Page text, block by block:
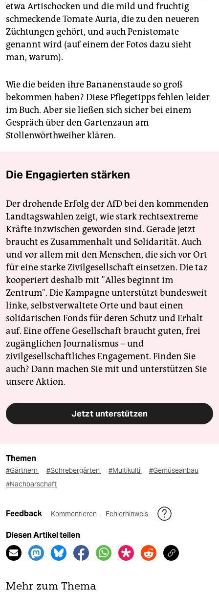
etwa Artischocken und die mild und fruchtig
schmeckende Tomate Auria, die zu den neueren
Züchtungen gehört, und auch Penistomate
genannt wird (auf einem der Fotos dazu sieht
man, warum).
Wie die beiden ihre Bananenstaude so groß
bekommen haben? Diese Pflegetipps fehlen leider
im Buch. Aber sie ließen sich sicher bei einem
Gespräch über den Gartenzaun am
Stollenwörthweiher klären.
Die Engagierten stärken
Der drohende Erfolg der AfD bei den kommenden
Landtagswahlen zeigt, wie stark rechtsextreme
Kräfte inzwischen geworden sind. Gerade jetzt
braucht es Zusammenhalt und Solidarität. Auch
und vor allem mit den Menschen, die sich vor Ort
für eine starke Zivilgesellschaft einsetzen. Die taz
kooperiert deshalb mit "Alles beginnt im
Zentrum". Die Kampagne unterstützt bundesweit
linke, selbstverwaltete Orte und baut einen
solidarischen Fonds für deren Schutz und Erhalt
auf. Eine offene Gesellschaft braucht guten, frei
zugänglichen Journalismus – und
zivilgesellschaftliches Engagement. Finden Sie
auch? Dann machen Sie mit und unterstützen Sie
unsere Aktion.
Jetzt unterstützen
Themen
#Gärtnern #Schrebergärten #Multikulti
#Gemüseanbau
#Nachbarschaft
Feedback Kommentieren Fehlerhinweis
Diesen Artikel teilen
Mehr zum Thema